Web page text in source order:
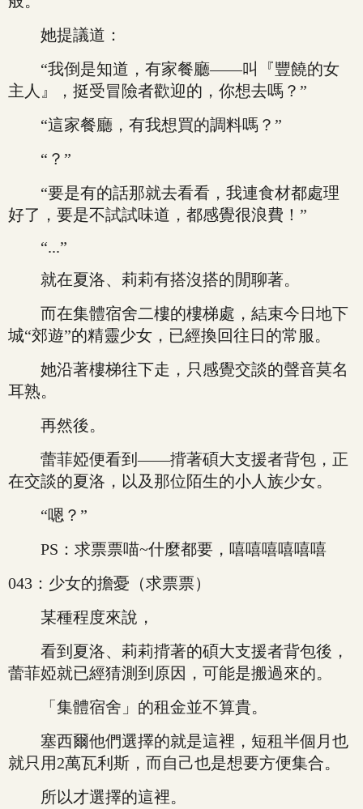
她提議道：
“我倒是知道，有家餐廳——叫『豐饒的女
主人』，挺受冒險者歡迎的，你想去嗎？”
“這家餐廳，有我想買的調料嗎？”
“？”
“要是有的話那就去看看，我連食材都處理
好了，要是不試試味道，都感覺很浪費！”
“...”
就在夏洛、莉莉有搭沒搭的閒聊著。
而在集體宿舍二樓的樓梯處，結束今日地下
城“郊遊”的精靈少女，已經換回往日的常服。
她沿著樓梯往下走，只感覺交談的聲音莫名
耳熟。
再然後。
蕾菲婭便看到——揹著碩大支援者背包，正
在交談的夏洛，以及那位陌生的小人族少女。
“嗯？”
PS：求票票喵~什麼都要，嘻嘻嘻嘻嘻嘻
043：少女的擔憂（求票票）
某種程度來說，
看到夏洛、莉莉揹著的碩大支援者背包後，
蕾菲婭就已經猜測到原因，可能是搬過來的。
「集體宿舍」的租金並不算貴。
塞西爾他們選擇的就是這裡，短租半個月也
就只用2萬瓦利斯，而自己也是想要方便集合。
所以才選擇的這裡。